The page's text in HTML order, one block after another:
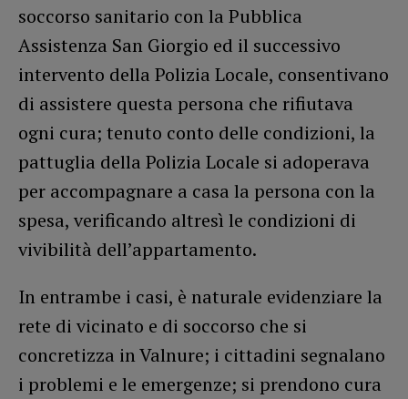
soccorso sanitario con la Pubblica
Assistenza San Giorgio ed il successivo
intervento della Polizia Locale, consentivano
di assistere questa persona che rifiutava
ogni cura; tenuto conto delle condizioni, la
pattuglia della Polizia Locale si adoperava
per accompagnare a casa la persona con la
spesa, verificando altresì le condizioni di
vivibilità dell’appartamento.
In entrambe i casi, è naturale evidenziare la
rete di vicinato e di soccorso che si
concretizza in Valnure; i cittadini segnalano
i problemi e le emergenze; si prendono cura